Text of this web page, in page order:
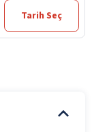
Tarih Seç